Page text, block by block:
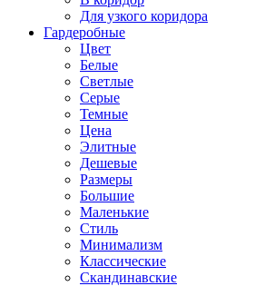
Для узкого коридора
Гардеробные
Цвет
Белые
Светлые
Серые
Темные
Цена
Элитные
Дешевые
Размеры
Большие
Маленькие
Стиль
Минимализм
Классические
Скандинавские